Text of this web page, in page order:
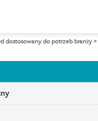
dostosowany do potrzeb branży >